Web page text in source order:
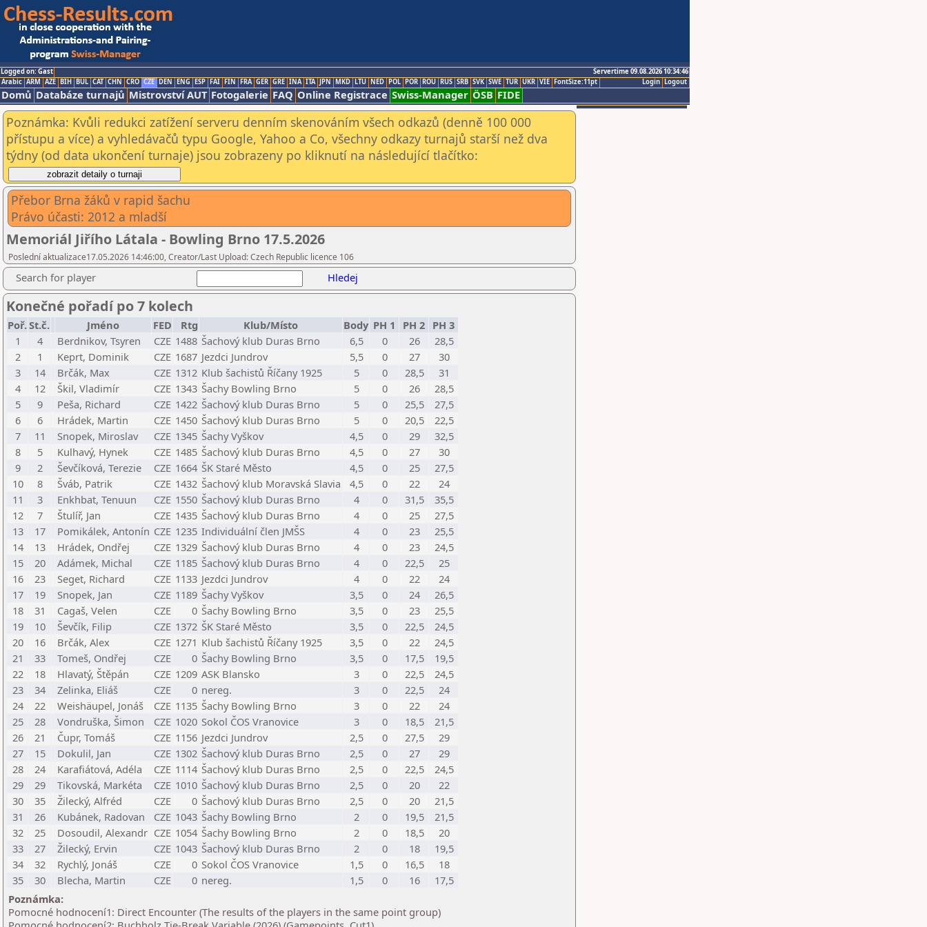
Logged on: Gast
Servertime 09.08.2026 10:34:46
Logout
Login
Arabic ARM AZE BIH BUL CAT CHN CRO CZE DEN ENG ESP FAI FIN FRA GER GRE INA ITA JPN MKD LTU NED POL POR ROU RUS SRB SVK SWE TUR UKR VIE FontSize:11pt
Domů Databáze turnajů Mistrovství AUT Fotogalerie FAQ Online Registrace Swiss-Manager ÖSB FIDE
Poznámka: Kvůli redukci zatížení serveru denním skenováním všech odkazů (denně 100 000
přístupu a více) a vyhledávačů typu Google, Yahoo a Co, všechny odkazy turnajů starší než dva
týdny (od data ukončení turnaje) jsou zobrazeny po kliknutí na následující tlačítko:
Přebor Brna žáků v rapid šachu
Právo účasti: 2012 a mladší
Memoriál Jiřího Látala - Bowling Brno 17.5.2026
Poslední aktualizace17.05.2026 14:46:00, Creator/Last Upload: Czech Republic licence 106
Search for player Hledej
Konečné pořadí po 7 kolech
Poř.St.č. Jméno FED Rtg Klub/Místo Body PH 1 PH 2 PH 3
1
4 Berdnikov, Tsyren CZE 1488 Šachový klub Duras Brno 6,5 0 26
28,5
2
1 Keprt, Dominik CZE 1687 Jezdci Jundrov 5,5 0 27
30
3
14 Brčák, Max CZE 1312 Klub šachistů Říčany 1925 5 0 28,5
31
4
12 Škil, Vladimír CZE 1343 Šachy Bowling Brno 5 0 26
28,5
5
9 Peša, Richard CZE 1422 Šachový klub Duras Brno 5 0 25,5
27,5
6
6 Hrádek, Martin CZE 1450 Šachový klub Duras Brno 5 0 20,5
22,5
7
11 Snopek, Miroslav CZE 1345 Šachy Vyškov 4,5 0 29
32,5
8
5 Kulhavý, Hynek CZE 1485 Šachový klub Duras Brno 4,5 0 27
30
9
2 Ševčíková, Terezie CZE 1664 ŠK Staré Město 4,5 0 25
27,5
10
8 Šváb, Patrik CZE 1432 Šachový klub Moravská Slavia 4,5 0 22
24
11
3 Enkhbat, Tenuun CZE 1550 Šachový klub Duras Brno 4 0 31,5
35,5
12
7 Štulíř, Jan CZE 1435 Šachový klub Duras Brno 4 0 25
27,5
13
17 Pomikálek, Antonín CZE 1235 Individuální člen JMŠS 4 0 23
25,5
14
13 Hrádek, Ondřej CZE 1329 Šachový klub Duras Brno 4 0 23
24,5
15
20 Adámek, Michal CZE 1185 Šachový klub Duras Brno 4 0 22,5
25
16
23 Seget, Richard CZE 1133 Jezdci Jundrov 4 0 22
24
17
19 Snopek, Jan CZE 1189 Šachy Vyškov 3,5 0 24
26,5
18
31 Cagaš, Velen CZE 0 Šachy Bowling Brno 3,5 0 23
25,5
19
10 Ševčík, Filip CZE 1372 ŠK Staré Město 3,5 0 22,5
24,5
20
16 Brčák, Alex CZE 1271 Klub šachistů Říčany 1925 3,5 0 22
24,5
21
33 Tomeš, Ondřej CZE 0 Šachy Bowling Brno 3,5 0 17,5
19,5
22
18 Hlavatý, Štěpán CZE 1209 ASK Blansko 3 0 22,5
24,5
23
34 Zelinka, Eliáš CZE 0 nereg. 3 0 22,5
24
24
22 Weishäupel, Jonáš CZE 1135 Šachy Bowling Brno 3 0 22
24
25
28 Vondruška, Šimon CZE 1020 Sokol ČOS Vranovice 3 0 18,5
21,5
26
21 Čupr, Tomáš CZE 1156 Jezdci Jundrov 2,5 0 27,5
29
27
15 Dokulil, Jan CZE 1302 Šachový klub Duras Brno 2,5 0 27
29
28
24 Karafiátová, Adéla CZE 1114 Šachový klub Duras Brno 2,5 0 22,5
24,5
29
29 Tikovská, Markéta CZE 1010 Šachový klub Duras Brno 2,5 0 20
22
30
35 Žilecký, Alfréd CZE 0 Šachový klub Duras Brno 2,5 0 20
21,5
31
26 Kubánek, Radovan CZE 1043 Šachy Bowling Brno 2 0 19,5
21,5
32
25 Dosoudil, Alexandr CZE 1054 Šachy Bowling Brno 2 0 18,5
20
33
27 Žilecký, Ervin CZE 1043 Šachový klub Duras Brno 2 0 18
19,5
34
32 Rychlý, Jonáš CZE 0 Sokol ČOS Vranovice 1,5 0 16,5
18
35
30 Blecha, Martin CZE 0 nereg. 1,5 0 16
17,5
Poznámka:
Pomocné hodnocení1: Direct Encounter (The results of the players in the same point group)